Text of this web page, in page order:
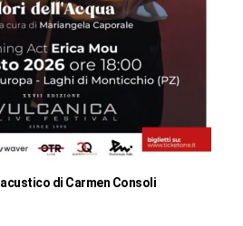
di Carmen Consoli